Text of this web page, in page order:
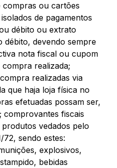
compras ou cartões
de pagamentos
débito ou extrato
devendo sempre
nota fiscal ou cupom
realizada;
realizadas via
que haja loja física no
efetuadas possam ser,
comprovantes fiscais
vedados pelo
sendo estes:
explosivos,
bebidas